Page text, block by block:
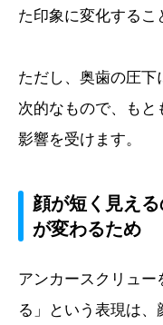
た印象に変化するこ
ただし、奥歯の圧
次的なもので、も
影響を受けます。
顔が短く見え
が変わるため
アンカースクリュ
る」という表現は